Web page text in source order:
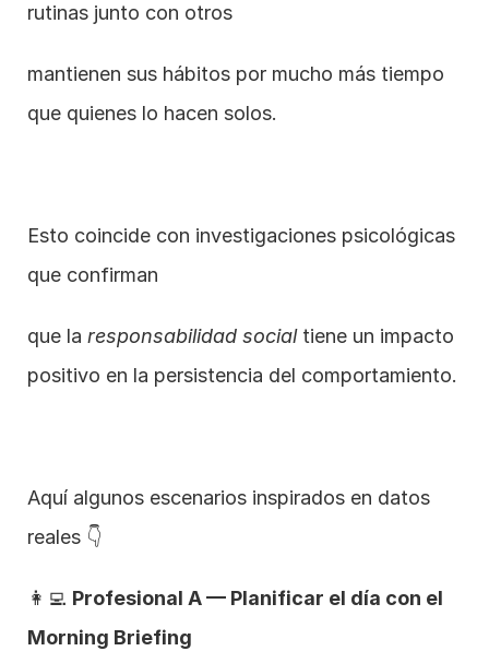
rutinas junto con otros
mantienen sus hábitos por mucho más tiempo
que quienes lo hacen solos.
Esto coincide con investigaciones psicológicas
que confirman
que la responsabilidad social tiene un impacto
positivo en la persistencia del comportamiento.
Aquí algunos escenarios inspirados en datos
reales 👇
👩‍💻 Profesional A — Planificar el día con el
Morning Briefing